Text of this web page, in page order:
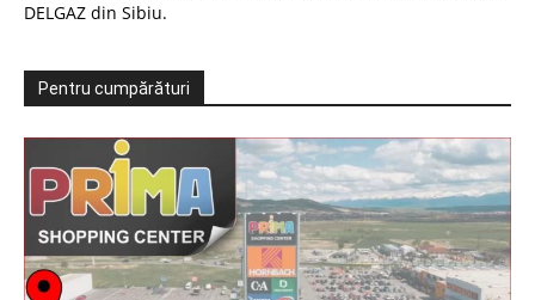
DELGAZ din Sibiu.
Pentru cumpărături